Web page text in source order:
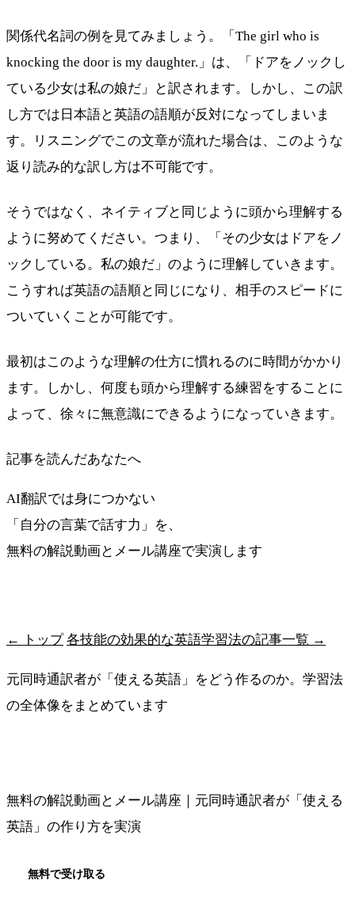
関係代名詞の例を見てみましょう。「The girl who is
knocking the door is my daughter.」は、「ドアをノックし
ている少女は私の娘だ」と訳されます。しかし、この訳
し方では日本語と英語の語順が反対になってしまいま
す。リスニングでこの文章が流れた場合は、このような
返り読み的な訳し方は不可能です。
そうではなく、ネイティブと同じように頭から理解する
ように努めてください。つまり、「その少女はドアをノ
ックしている。私の娘だ」のように理解していきます。
こうすれば英語の語順と同じになり、相手のスピードに
ついていくことが可能です。
最初はこのような理解の仕方に慣れるのに時間がかかり
ます。しかし、何度も頭から理解する練習をすることに
よって、徐々に無意識にできるようになっていきます。
記事を読んだあなたへ
AI翻訳では身につかない
「自分の言葉で話す力」を、
無料の解説動画とメール講座で実演します
← トップ 各技能の効果的な英語学習法の記事一覧 →
元同時通訳者が「使える英語」をどう作るのか。学習法
の全体像をまとめています
無料の解説動画とメール講座｜元同時通訳者が「使える
英語」の作り方を実演
無料で受け取る